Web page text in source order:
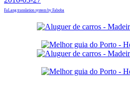
FaLang translation system by Faboba